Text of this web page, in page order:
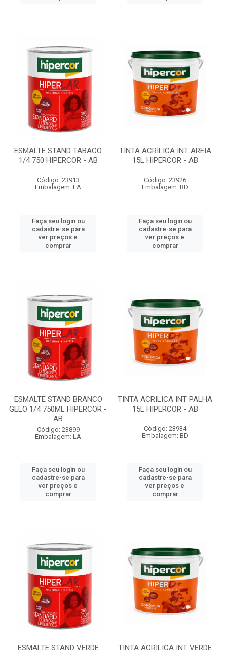
ESMALTE STAND TABACO
1/4 750 HIPERCOR - AB
Código: 23913
Embalagem: LA
Faça seu login ou
cadastre-se para
ver preços e
comprar
TINTA ACRILICA INT AREIA
15L HIPERCOR - AB
Código: 23926
Embalagem: BD
Faça seu login ou
cadastre-se para
ver preços e
comprar
ESMALTE STAND BRANCO
GELO 1/4 750ML HIPERCOR -
AB
Código: 23899
Embalagem: LA
Faça seu login ou
cadastre-se para
ver preços e
comprar
TINTA ACRILICA INT PALHA
15L HIPERCOR - AB
Código: 23934
Embalagem: BD
Faça seu login ou
cadastre-se para
ver preços e
comprar
ESMALTE STAND VERDE
TINTA ACRILICA INT VERDE